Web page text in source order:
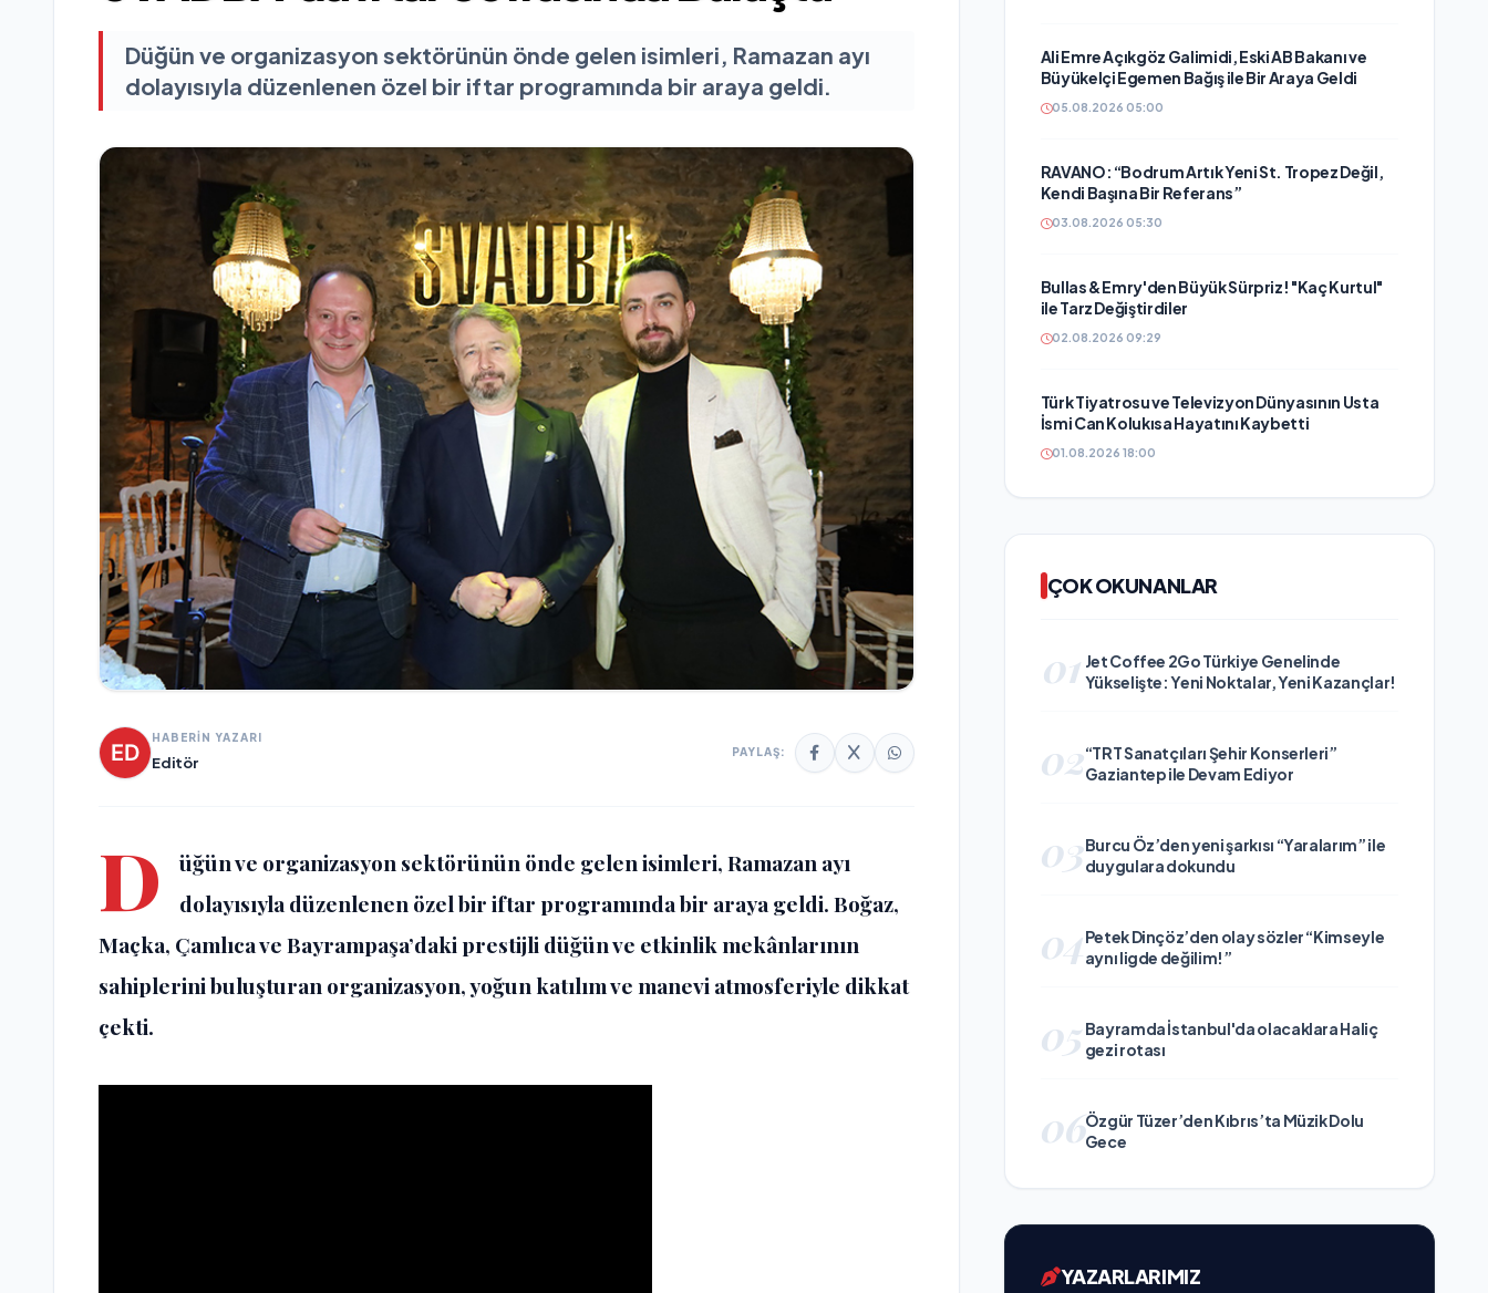
Düğün ve organizasyon sektörünün önde gelen isimleri, Ramazan ayı
dolayısıyla düzenlenen özel bir iftar programında bir araya geldi.
HABERİN YAZARI
Editör
PAYLAŞ:
D
üğün ve organizasyon sektörünün önde gelen isimleri, Ramazan ayı
dolayısıyla düzenlenen özel bir iftar programında bir araya geldi. Boğaz,
Maçka, Çamlıca ve Bayrampaşa’daki prestijli düğün ve etkinlik mekânlarının
sahiplerini buluşturan organizasyon, yoğun katılım ve manevi atmosferiyle dikkat
çekti.
Ali Emre Açıkgöz Galimidi, Eski AB Bakanı ve
Büyükelçi Egemen Bağış ile Bir Araya Geldi
05.08.2026 05:00
RAVANO: “Bodrum Artık Yeni St. Tropez Değil,
Kendi Başına Bir Referans”
03.08.2026 05:30
Bullas & Emry'den Büyük Sürpriz! "Kaç Kurtul"
ile Tarz Değiştirdiler
02.08.2026 09:29
Türk Tiyatrosu ve Televizyon Dünyasının Usta
İsmi Can Kolukısa Hayatını Kaybetti
01.08.2026 18:00
ÇOK OKUNANLAR
01 Jet Coffee 2Go Türkiye Genelinde
Yükselişte: Yeni Noktalar, Yeni Kazançlar!
02“TRT Sanatçıları Şehir Konserleri”
Gaziantep ile Devam Ediyor
03Burcu Öz’den yeni şarkısı “Yaralarım” ile
duygulara dokundu
04Petek Dinçöz’den olay sözler “Kimseyle
aynı ligde değilim!”
05 Bayramda İstanbul'da olacaklara Haliç
gezi rotası
06Özgür Tüzer’den Kıbrıs’ta Müzik Dolu
Gece
YAZARLARIMIZ